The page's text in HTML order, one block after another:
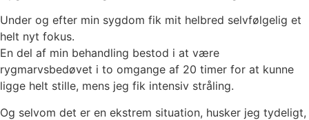
Under og efter min sygdom fik mit helbred selvfølgelig et
helt nyt fokus.
En del af min behandling bestod i at være
rygmarvsbedøvet i to omgange af 20 timer for at kunne
ligge helt stille, mens jeg fik intensiv stråling.
Og selvom det er en ekstrem situation, husker jeg tydeligt,